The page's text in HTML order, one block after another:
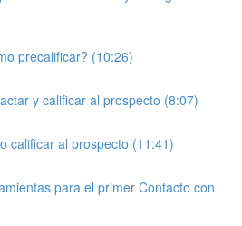
precalificar? (10:26)
y calificar al prospecto (8:07)
calificar al prospecto (11:41)
para el primer Contacto con